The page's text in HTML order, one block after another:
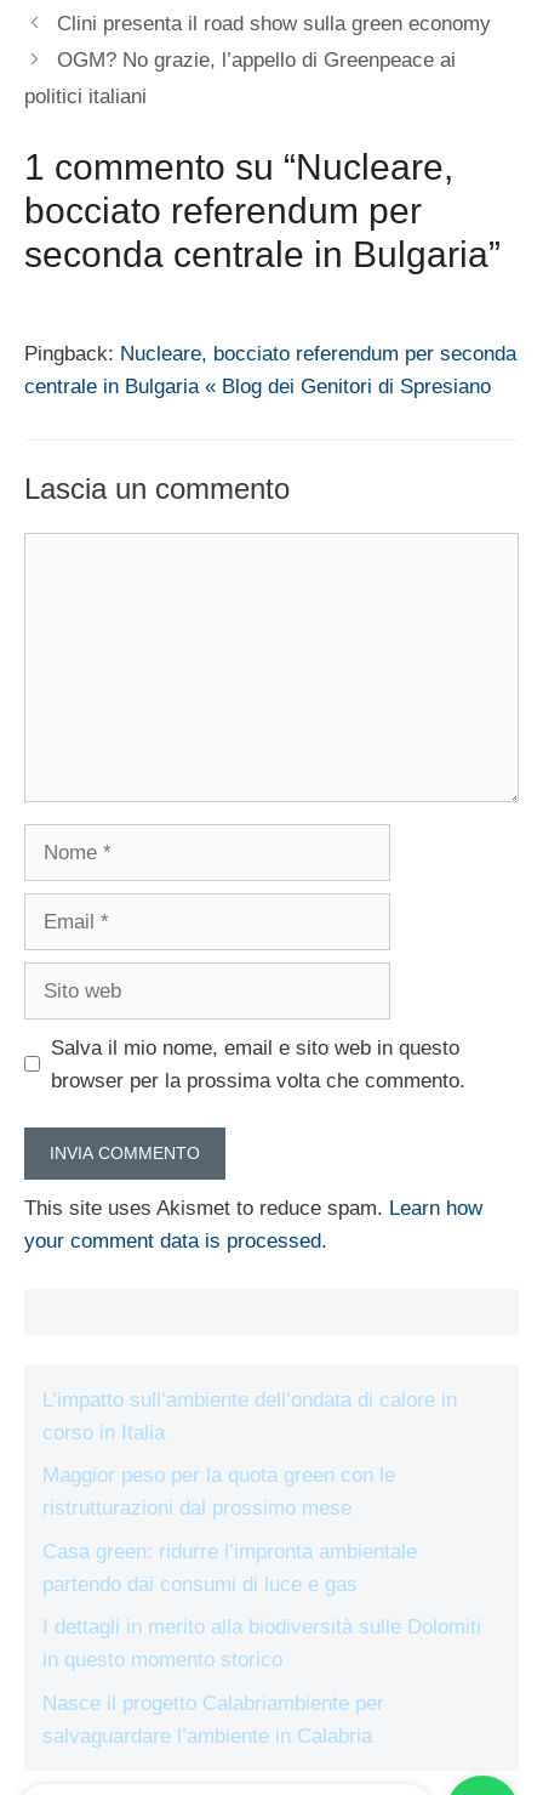
Clini presenta il road show sulla green economy
OGM? No grazie, l’appello di Greenpeace ai
politici italiani
1 commento su “Nucleare,
bocciato referendum per
seconda centrale in Bulgaria”
Pingback: Nucleare, bocciato referendum per seconda
centrale in Bulgaria « Blog dei Genitori di Spresiano
Lascia un commento
Salva il mio nome, email e sito web in questo
browser per la prossima volta che commento.
This site uses Akismet to reduce spam. Learn how
your comment data is processed.
L’impatto sull’ambiente dell’ondata di calore in
corso in Italia
Maggior peso per la quota green con le
ristrutturazioni dal prossimo mese
Casa green: ridurre l’impronta ambientale
partendo dai consumi di luce e gas
I dettagli in merito alla biodiversità sulle Dolomiti
in questo momento storico
Nasce il progetto Calabriambiente per
salvaguardare l’ambiente in Calabria